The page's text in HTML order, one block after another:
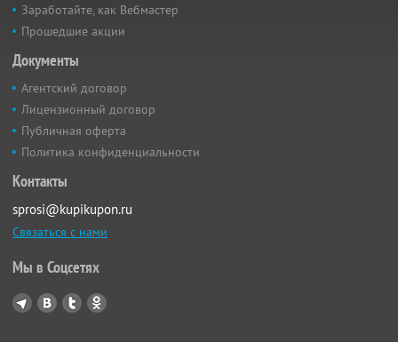
Заработайте, как Вебмастер
Прошедшие акции
Документы
Агентский договор
Лицензионный договор
Публичная оферта
Политика конфиденциальности
Контакты
sprosi@kupikupon.ru
Связаться с нами
Мы в Соцсетях